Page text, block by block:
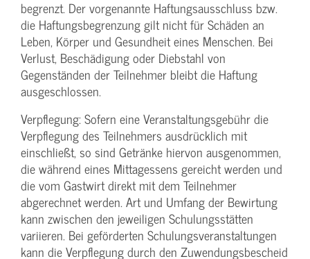
begrenzt. Der vorgenannte Haftungs­ausschluss bzw.
die Haftungs­begrenzung gilt nicht für Schäden an
Leben, Körper und Gesundheit eines Menschen. Bei
Verlust, Beschädigung oder Diebstahl von
Gegenständen der Teilnehmer bleibt die Haftung
ausgeschlossen.
Verpflegung: Sofern eine Veranstaltungs­gebühr die
Verpflegung des Teilnehmers ausdrücklich mit
einschließt, so sind Getränke hiervon ausgenommen,
die während eines Mittagessens gereicht werden und
die vom Gastwirt direkt mit dem Teilnehmer
abgerechnet werden. Art und Umfang der Bewirtung
kann zwischen den jeweiligen Schulungsstätten
variieren. Bei geförderten Schulungs­veranstaltungen
kann die Verpflegung durch den Zuwendungs­bescheid